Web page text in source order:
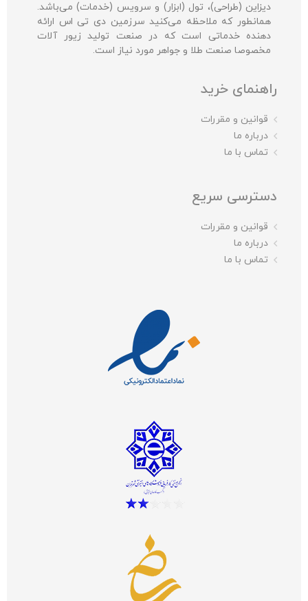
دیزاین (طراحی)، تول (ابزار) و سرویس (خدمات) می‌باشد.
همانطور که ملاحظه می‌کنید سرزمین دی تی اس ارائه
دهنده خدماتی است که در صنعت تولید زیور آلات
مخصوصا صنعت طلا و جواهر مورد نیاز است.
راهنمای خرید
قوانین و مقررات
درباره ما
تماس با ما
دسترسی سریع
قوانین و مقررات
درباره ما
تماس با ما